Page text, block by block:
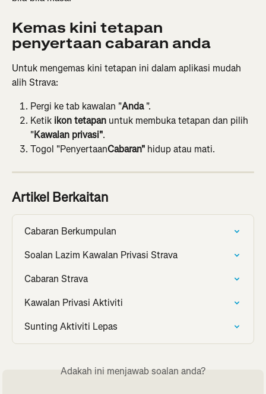
Kemas kini tetapan
penyertaan cabaran anda
Untuk mengemas kini tetapan ini dalam aplikasi mudah
alih Strava:
Pergi ke tab kawalan "Anda ".
Ketik ikon tetapan untuk membuka tetapan dan pilih
"Kawalan privasi".
Togol "PenyertaanCabaran" hidup atau mati.
Artikel Berkaitan
Cabaran Berkumpulan
Soalan Lazim Kawalan Privasi Strava
Cabaran Strava
Kawalan Privasi Aktiviti
Sunting Aktiviti Lepas
Adakah ini menjawab soalan anda?